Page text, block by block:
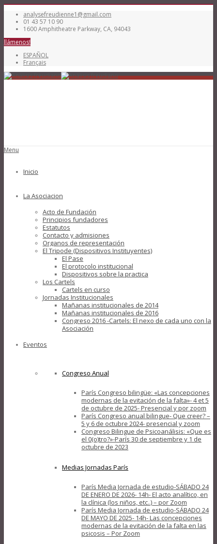
analysefreudienne1@gmail.com
01 43 57 10 90
1600 Amphitheatre Parkway, CA, 94043
llámenos!
ESPAÑOL
Français
Menu
Inicio
La Asociacion
Acto de Fundación
Principios fundadores
Estatutos
Contacto y admisiones
Organos de representación
El Tripode (Dispositivos Instituyentes)
El Pase
El protocolo institucional
Dispositivos sobre la practica
Los Cartels
Cartels en curso
Jornadas Institucionales
Mañanas institucionales de 2014
Mañanas institucionales de 2016
Congreso 2016 -Cartels: El nexo de cada uno con la
Asociación
Eventos
Congreso Anual
París Congreso bilingüe: «Las concepciones
modernas de la evitación de la falta»- 4 et 5
de octubre de 2025- Presencial y por zoom
París Congreso anual bilingue- Que creer? –
5 y 6 de octubre 2024- presencial y zoom
Congreso Bilingue de Psicoanálisis: «Que es
el 0(o)tro?»-París 30 de septiembre y 1 de
octubre de 2023
Medias Jornadas París
París Media Jornada de estudio-SÁBADO 24
DE ENERO DE 2026- 14h- El acto analítico, en
la clínica (los niños, etc..) – por Zoom
París Media Jornada de estudio-SÁBADO 24
DE MAYO DE 2025- 14h- Las concepciones
modernas de la evitación de la falta en las
psicosis – Por Zoom